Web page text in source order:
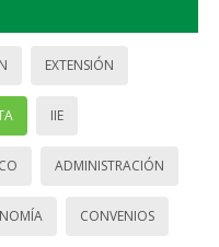
EXTENSIÓN
IIE
ADMINISTRACIÓN
CONVENIOS